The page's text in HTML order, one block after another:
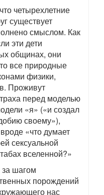
четырехлетние
существует
смыслом. Как
эти дети
общинах, они
все природные
физики,
Проживут
перед моделью
«я» («и создал
своему»),
«что думает
сексуальной
вселенной?»
шагом
порождений
нас